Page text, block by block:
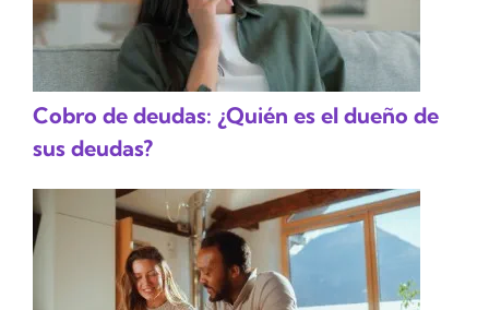
Cobro de deudas: ¿Quién es el dueño de
sus deudas?